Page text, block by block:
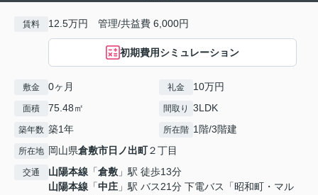
賃料 12.5万円 管理/共益費 6,000円
初期費用シミュレーション
敷金 0ヶ月 礼金 10万円
面積 75.48㎡ 間取り 3LDK
築年数 築1年 所在階 1階/3階建
所在地 岡山県倉敷市日ノ出町２丁目
交通 山陽本線 「倉敷 」駅 徒歩13分
山陽本線 「中庄 」駅 バス21分 下電バス「昭和町・マル